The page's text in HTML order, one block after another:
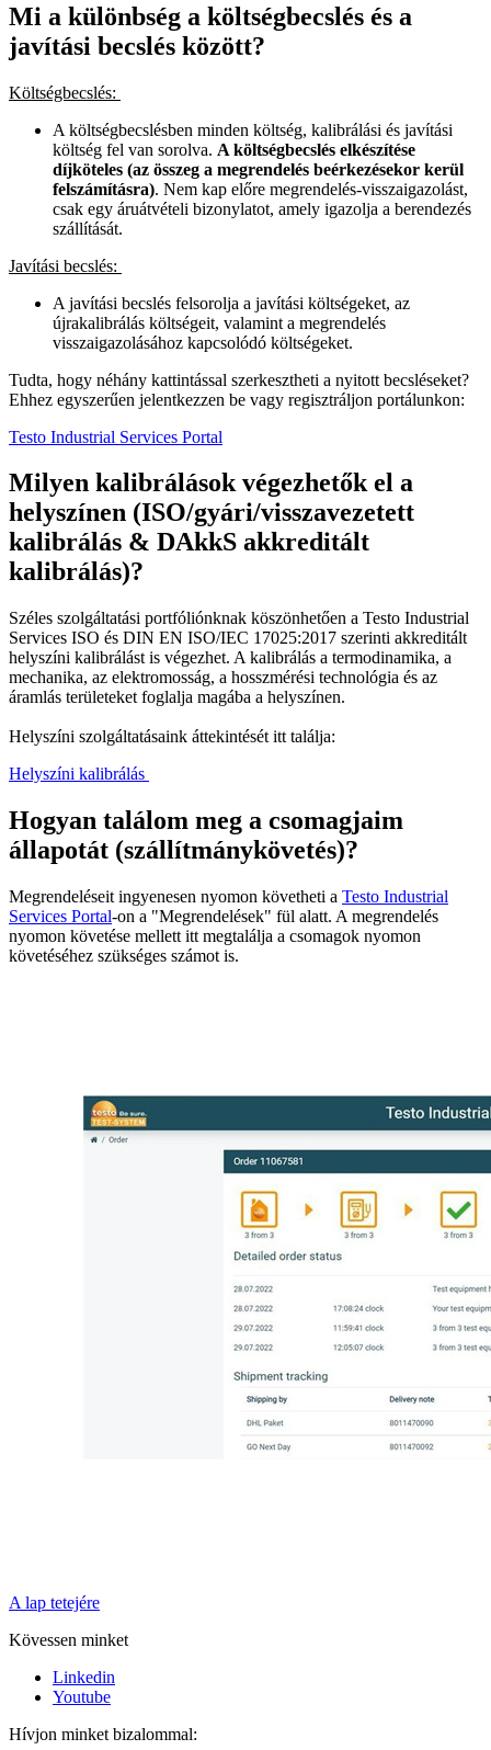
Mi a különbség a költségbecslés és a
javítási becslés között?
Költségbecslés:
A költségbecslésben minden költség, kalibrálási és javítási
költség fel van sorolva. A költségbecslés elkészítése
díjköteles (az összeg a megrendelés beérkezésekor kerül
felszámításra). Nem kap előre megrendelés-visszaigazolást,
csak egy áruátvételi bizonylatot, amely igazolja a berendezés
szállítását.
Javítási becslés:
A javítási becslés felsorolja a javítási költségeket, az
újrakalibrálás költségeit, valamint a megrendelés
visszaigazolásához kapcsolódó költségeket.
Tudta, hogy néhány kattintással szerkesztheti a nyitott becsléseket?
Ehhez egyszerűen jelentkezzen be vagy regisztráljon portálunkon:
Testo Industrial Services Portal
Milyen kalibrálások végezhetők el a
helyszínen (ISO/gyári/visszavezetett
kalibrálás & DAkkS akkreditált
kalibrálás)?
Széles szolgáltatási portfóliónknak köszönhetően a Testo Industrial
Services ISO és DIN EN ISO/IEC 17025:2017 szerinti akkreditált
helyszíni kalibrálást is végezhet. A kalibrálás a termodinamika, a
mechanika, az elektromosság, a hosszmérési technológia és az
áramlás területeket foglalja magába a helyszínen.
Helyszíni szolgáltatásaink áttekintését itt találja:
Helyszíni kalibrálás
Hogyan találom meg a csomagjaim
állapotát (szállítmánykövetés)?
Megrendeléseit ingyenesen nyomon követheti a Testo Industrial
Services Portal-on a "Megrendelések" fül alatt. A megrendelés
nyomon követése mellett itt megtalálja a csomagok nyomon
követéséhez szükséges számot is.
A lap tetejére
Kövessen minket
Linkedin
Youtube
Hívjon minket bizalommal: